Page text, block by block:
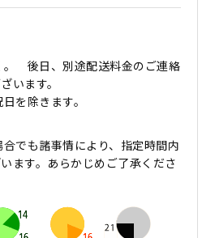
後日、別途配送料金のご連絡
います。
を除きます。
でも諸事情により、指定時間内
ます。あらかじめご了承くださ